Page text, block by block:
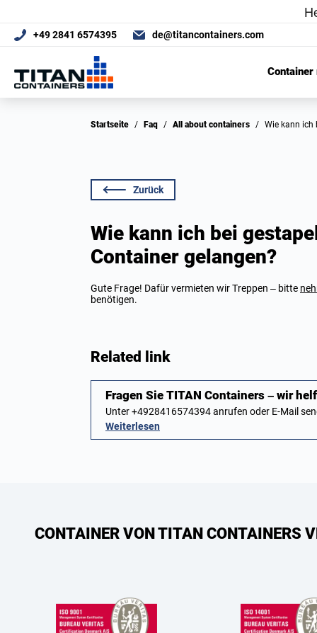
+49 2841 6574395 de@titancontainers.com
Container
Startseite / Faq / All about containers / Wie kann
Zurück
Wie kann ich bei
Container gelangen?
Gute Frage! Dafür vermieten wir Treppen – bitte
benötigen.
Related link
Fragen Sie TITAN Containers – wir
Unter +4928416574394 anrufen oder E-Mail
Weiterlesen
CONTAINER VON TITAN CONTAINERS